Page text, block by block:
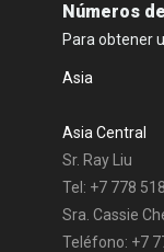
Números
Para obtener
Asia
Asia Central
Sr. Ray Liu
Tel: +7 778
Sra. Cassie
Teléfono: +7